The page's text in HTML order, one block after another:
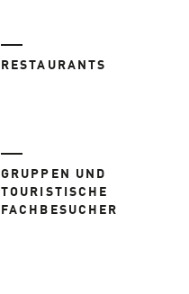
RESTAURANTS
GRUPPEN UND
TOURISTISCHE
FACHBESUCHER